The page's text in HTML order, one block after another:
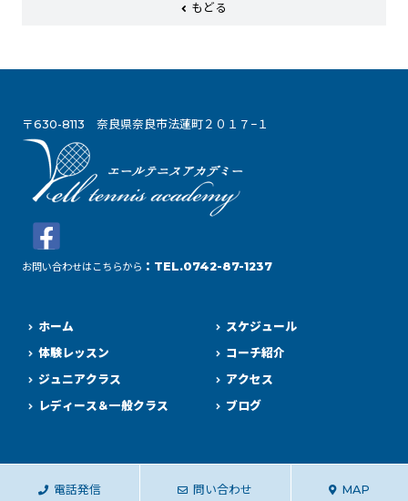
もどる
〒630-8113 奈良県奈良市法蓮町２０１７−１
お問い合わせはこちらから ：TEL.0742-87-1237
ホーム
体験レッスン
ジュニアクラス
レディース＆一般クラス
スケジュール
コーチ紹介
アクセス
ブログ
電話発信 問い合わせ MAP